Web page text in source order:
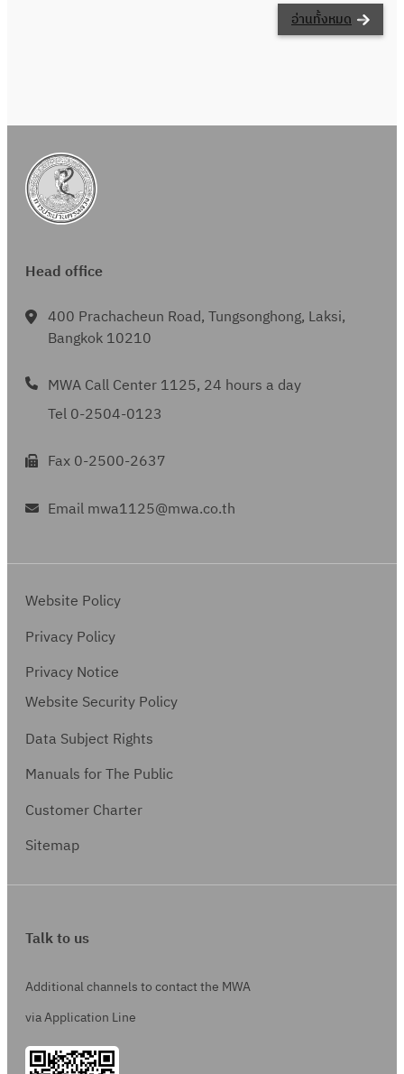
อ่านทั้งหมด
Head office
400 Prachacheun Road, Tungsonghong, Laksi,
Bangkok 10210
MWA Call Center 1125, 24 hours a day
Tel 0-2504-0123
Fax 0-2500-2637
Email mwa1125@mwa.co.th
Website Policy
Privacy Policy
Privacy Notice
Website Security Policy
Data Subject Rights
Manuals for The Public
Customer Charter
Sitemap
Talk to us
Additional channels to contact the MWA
via Application Line